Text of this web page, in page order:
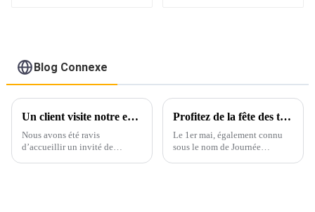
Blog Connexe
Un client visite notre entreprise pour une démonstration complète du produit
Nous avons été ravis
d’accueillir un invité de
Profitez de la fête des travailleurs
Le 1er mai, également connu
sous le nom de Journée